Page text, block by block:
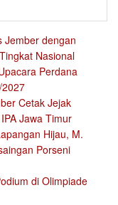
Jember dengan
Nasional
Perdana
Cetak Jejak
Jawa Timur
Hijau, M.
Porseni
di Olimpiade